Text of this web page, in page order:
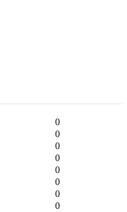
0
0
0
0
0
0
0
0